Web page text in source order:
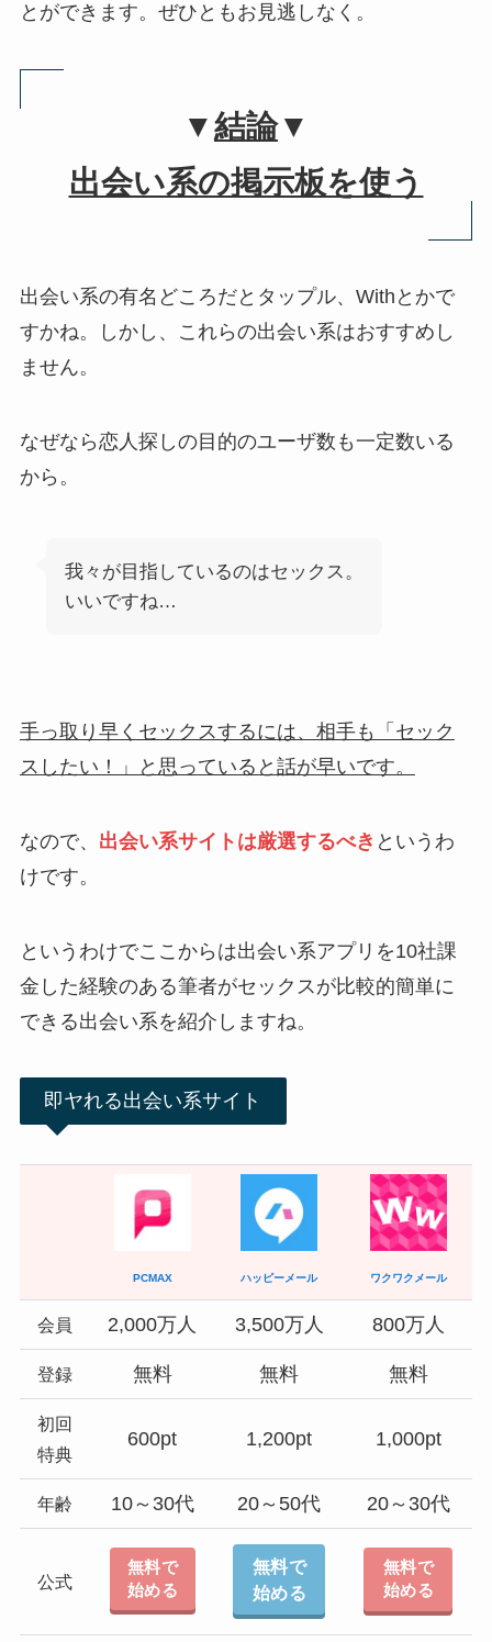
とができます。ぜひともお見逃しなく。
▼結論▼
出会い系の掲示板を使う
出会い系の有名どころだとタップル、Withとかで
すかね。しかし、これらの出会い系はおすすめし
ません。
なぜなら恋人探しの目的のユーザ数も一定数いる
から。
我々が目指しているのはセックス。
いいですね…
手っ取り早くセックスするには、相手も「セック
スしたい！」と思っていると話が早いです。
なので、 出会い系サイトは厳選するべき というわ
けです。
というわけでここからは出会い系アプリを10社課
金した経験のある筆者がセックスが比較的簡単に
できる出会い系を紹介しますね。
即ヤれる出会い系サイト
PCMAX ハッピーメール ワクワクメール
会員 2,000万人 3,500万人 800万人
登録 無料 無料 無料
初回
特典
600pt 1,200pt 1,000pt
年齢 10～30代 20～50代 20～30代
公式
無料で
始める
無料で
始める
無料で
始める